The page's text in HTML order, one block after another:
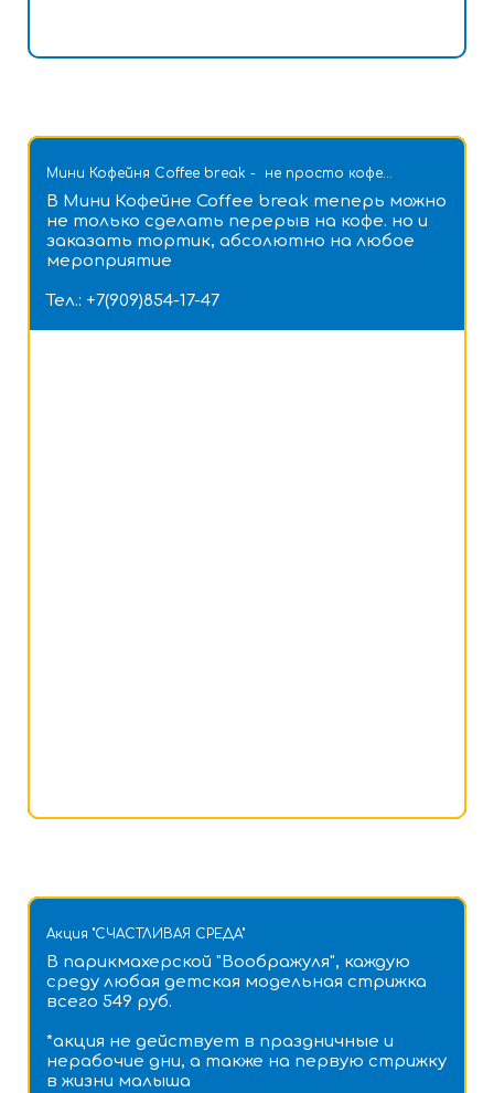
Мини Кофейня Coffee break - не просто кофе...
В Мини Кофейне Coffee break теперь можно
не только сделать перерыв на кофе. но и
заказать тортик, абсолютно на любое
мероприятие
Тел.: +7(909)854-17-47
Акция "СЧАСТЛИВАЯ СРЕДА"
В парикмахерской "Воображуля", каждую
среду любая детская модельная стрижка
всего 549 руб.
*акция не действует в праздничные и
нерабочие дни, а также на первую стрижку
в жизни малыша